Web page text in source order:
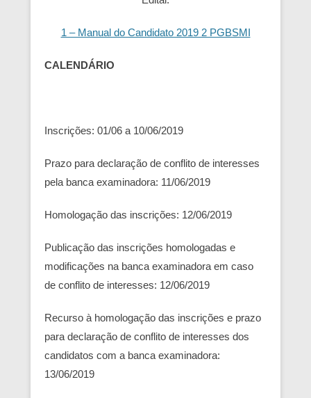
1 – Manual do Candidato 2019 2 PGBSMI
CALENDÁRIO
Inscrições: 01/06 a 10/06/2019
Prazo para declaração de conflito de interesses
pela banca examinadora: 11/06/2019
Homologação das inscrições: 12/06/2019
Publicação das inscrições homologadas e
modificações na banca examinadora em caso
de conflito de interesses: 12/06/2019
Recurso à homologação das inscrições e prazo
para declaração de conflito de interesses dos
candidatos com a banca examinadora:
13/06/2019